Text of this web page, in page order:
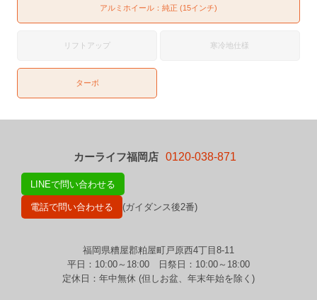
アルミホイール：純正 (15インチ)
リフトアップ 寒冷地仕様
ターボ
カーライフ福岡店 0120-038-871
LINEで問い合わせる
電話で問い合わせる (ガイダンス後2番)
福岡県糟屋郡粕屋町戸原西4丁目8-11
平日：10:00～18:00 日祭日：10:00～18:00
定休日：年中無休 (但しお盆、年末年始を除く)